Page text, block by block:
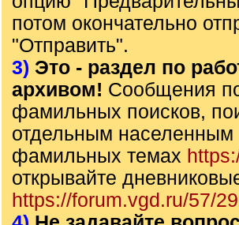
потом окончательно
"Отправить".
3) Это - раздел по
архивом! Сообщения
фамильных поисков,
отдельным
фамильных темах
открывайте
https://forum.vgd.ru/57/